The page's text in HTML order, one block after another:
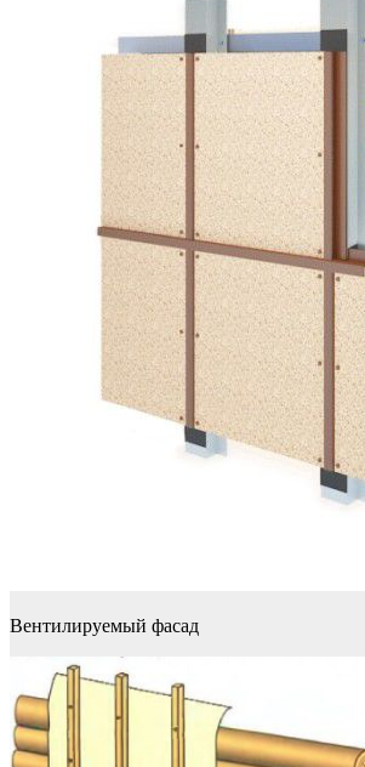
Вентилируемый фасад